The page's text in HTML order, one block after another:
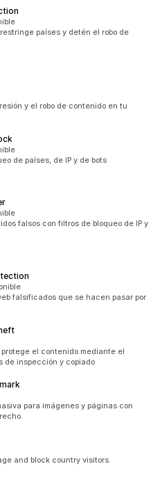
países y detén el robo de
y el robo de contenido en tu
de países, de IP y de bots
falsos con filtros de bloqueo de IP y
falsificados que se hacen pasar por
el contenido mediante el
de inspección y copiado
para imágenes y páginas con
and block country visitors.